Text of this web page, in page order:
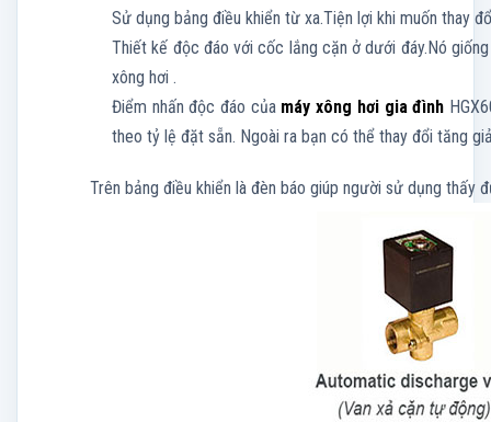
Sử dụng bảng điều khiển từ xa.Tiện lợi khi muốn thay
Thiết kế độc đáo với cốc lắng cặn ở dưới đáy.Nó
xông hơi .
Điểm nhấn độc đáo của máy xông hơi gia đình
theo tỷ lệ đặt sẵn. Ngoài ra bạn có thể thay đổi tăng
Trên bảng điều khiển là đèn báo giúp người sử dụng thấy